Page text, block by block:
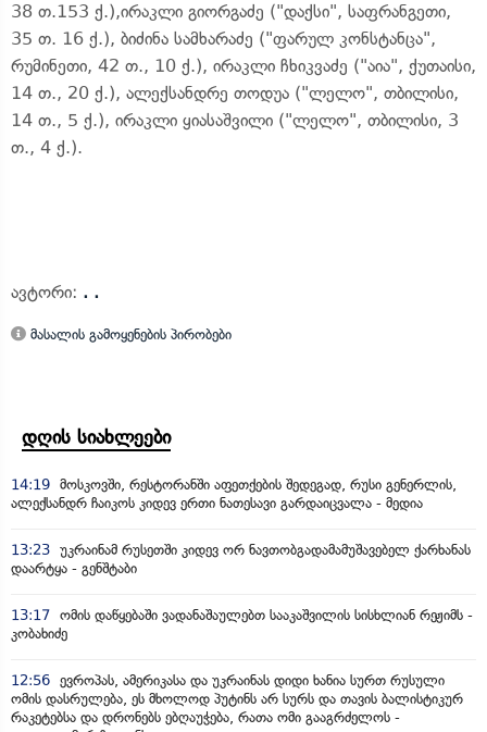
38 თ.153 ქ.),ირაკლი გიორგაძე ("დაქსი", საფრანგეთი,
35 თ. 16 ქ.), ბიძინა სამხარაძე ("ფარულ კონსტანცა",
რუმინეთი, 42 თ., 10 ქ.), ირაკლი ჩხიკვაძე ("აია", ქუთაისი,
14 თ., 20 ქ.), ალექსანდრე თოდუა ("ლელო", თბილისი,
14 თ., 5 ქ.), ირაკლი ყიასაშვილი ("ლელო", თბილისი, 3
თ., 4 ქ.).
ავტორი: . .
მასალის გამოყენების პირობები
დღის სიახლეები
14:19 მოსკოვში, რესტორანში აფეთქების შედეგად, რუსი გენერლის,
ალექსანდრ ჩაიკოს კიდევ ერთი ნათესავი გარდაიცვალა - მედია
13:23 უკრაინამ რუსეთში კიდევ ორ ნავთობგადამამუშავებელ ქარხანას
დაარტყა - გენშტაბი
13:17 ომის დაწყებაში ვადანაშაულებთ სააკაშვილის სისხლიან რეჟიმს -
კობახიძე
12:56 ევროპას, ამერიკასა და უკრაინას დიდი ხანია სურთ რუსული
ომის დასრულება, ეს მხოლოდ პუტინს არ სურს და თავის ბალისტიკურ
რაკეტებსა და დრონებს ებღაუჭება, რათა ომი გააგრძელოს -